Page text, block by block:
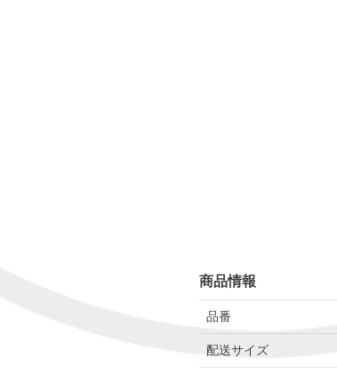
商品情報
品番
配送サイズ